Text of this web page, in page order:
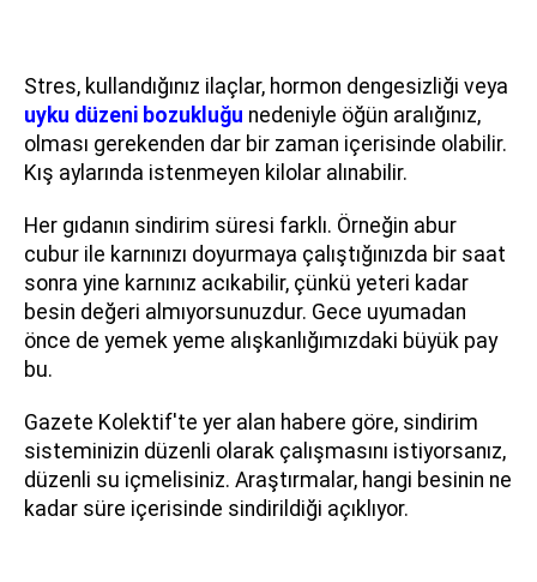
Stres, kullandığınız ilaçlar, hormon dengesizliği veya
uyku düzeni bozukluğu nedeniyle öğün aralığınız,
olması gerekenden dar bir zaman içerisinde olabilir.
Kış aylarında istenmeyen kilolar alınabilir.
Her gıdanın sindirim süresi farklı. Örneğin abur
cubur ile karnınızı doyurmaya çalıştığınızda bir saat
sonra yine karnınız acıkabilir, çünkü yeteri kadar
besin değeri almıyorsunuzdur. Gece uyumadan
önce de yemek yeme alışkanlığımızdaki büyük pay
bu.
Gazete Kolektif'te yer alan habere göre, sindirim
sisteminizin düzenli olarak çalışmasını istiyorsanız,
düzenli su içmelisiniz. Araştırmalar, hangi besinin ne
kadar süre içerisinde sindirildiği açıklıyor.